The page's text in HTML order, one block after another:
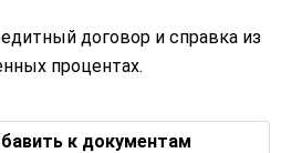
договор и справка из
процентах.
к документам